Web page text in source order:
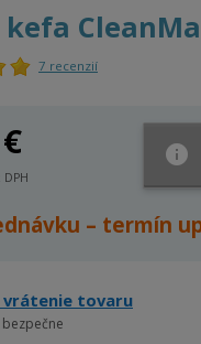
7 recenzií
DPH
– termín
vrátenie tovaru